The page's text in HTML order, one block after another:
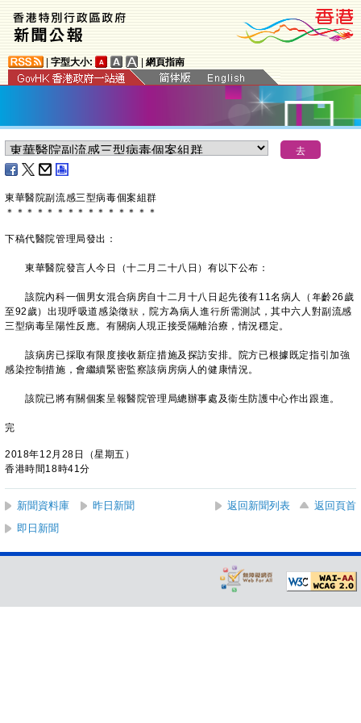
字型大小: 網頁指南
東華醫院副流感三型病毒個案組群
＊ ＊ ＊ ＊ ＊ ＊ ＊ ＊ ＊ ＊ ＊ ＊ ＊ ＊ ＊
下稿代醫院管理局發出：
東華醫院發言人今日（十二月二十八日）有以下公布：
該院內科一個男女混合病房自十二月十八日起先後有11名病人（年齡26歲
至92歲）出現呼吸道感染徵狀，院方為病人進行所需測試，其中六人對副流感
三型病毒呈陽性反應。有關病人現正接受隔離治療，情況穩定。
該病房已採取有限度接收新症措施及探訪安排。院方已根據既定指引加強
感染控制措施，會繼續緊密監察該病房病人的健康情況。
該院已將有關個案呈報醫院管理局總辦事處及衞生防護中心作出跟進。
完
2018年12月28日（星期五）
香港時間18時41分
新聞資料庫 昨日新聞 返回新聞列表
返回頁首
即日新聞